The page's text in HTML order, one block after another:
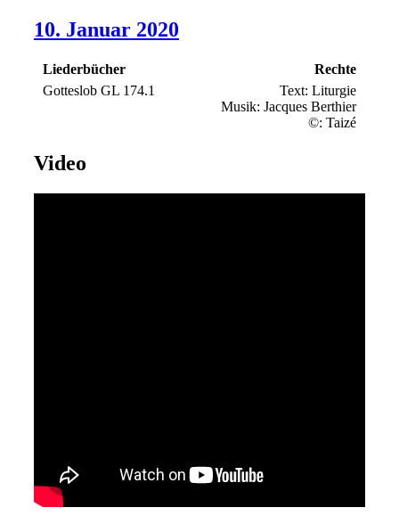
10. Januar 2020
Liederbücher
Rechte
Gotteslob GL 174.1
Text: Liturgie
Musik: Jacques Berthier
©: Taizé
Video